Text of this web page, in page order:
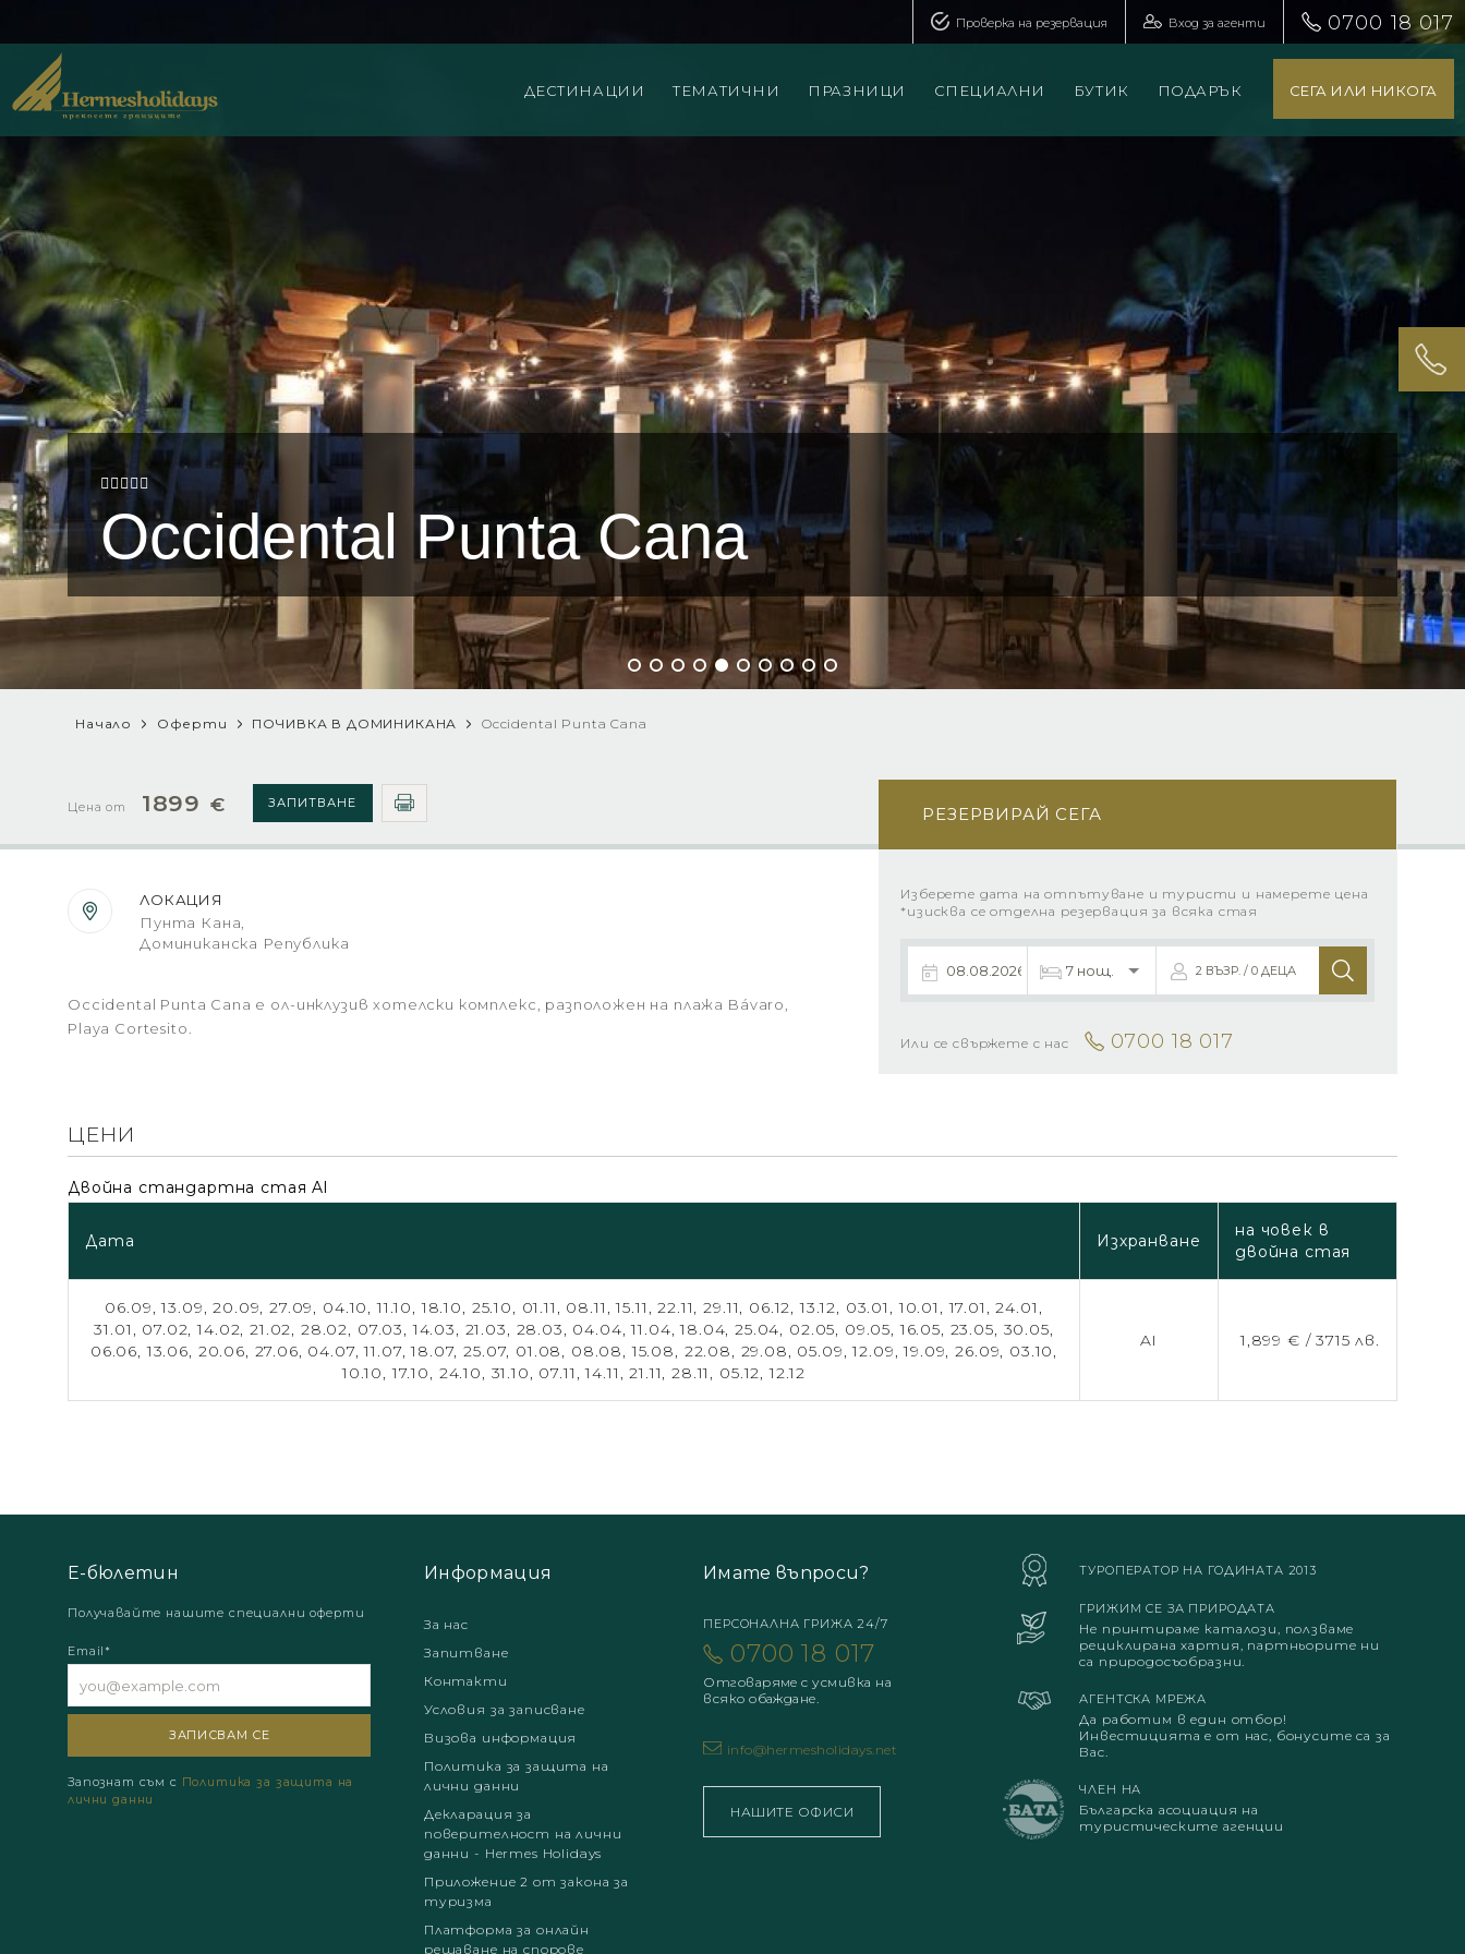
0700 18 017
Вход за агенти
Проверка на резервация
СЕГА ИЛИ НИКОГА
ДЕСТИНАЦИИ ТЕМАТИЧНИ ПРАЗНИЦИ СПЕЦИАЛНИ БУТИК ПОДАРЪК
Occidental Punta Cana
Начало Оферти ПОЧИВКА В ДОМИНИКАНА Occidental Punta Cana
Цена от 1899 € ЗАПИТВАНЕ
ЛОКАЦИЯ
Пунта Кана,
Доминиканска Република
Occidental Punta Cana е ол-инклузив хотелски комплекс, разположен на плажа Bávaro,
Playa Cortesito.
РЕЗЕРВИРАЙ СЕГА
Изберете дата на отпътуване и туристи и намерете цена
*изисква се отделна резервация за всяка стая
2 ВЪЗР. / 0 ДЕЦА
Или се свържете с нас 0700 18 017
ЦЕНИ
Двойна стандартна стая Al
Дата Изхранване
на човек в
двойна стая
06.09,13.09,20.09,27.09, 04.10,11.10,18.10, 25.10, 01.11, 08.11,15.11,22.11,29.11, 06.12,13.12, 03.01,10.01,17.01,24.01,
31.01, 07.02,14.02,21.02, 28.02, 07.03,14.03, 21.03, 28.03, 04.04,11.04,18.04,25.04, 02.05, 09.05,16.05, 23.05, 30.05,
06.06,13.06, 20.06, 27.06, 04.07,11.07,18.07,25.07, 01.08, 08.08,15.08, 22.08, 29.08, 05.09,12.09,19.09,26.09, 03.10,
10.10,17.10, 24.10, 31.10, 07.11,14.11,21.11,28.11, 05.12,12.12
AI 1,899 € /3715 лв.
Е-бюлетин
Получавайте нашите специални оферти
Email*
Запознат съм с Политика за защита на
лични данни
Информация
За нас
Запитване
Контакти
Условия за записване
Визова информация
Политика за защита на
лични данни
Декларация за
поверителност на лични
данни - Hermes Holidays
Приложение 2 от закона за
туризма
Платформа за онлайн
решаване на спорове
Имате въпроси?
ПЕРСОНАЛНА ГРИЖА 24/7
0700 18 017
Отговаряме с усмивка на
всяко обаждане.
info@hermesholidays.net
НАШИТЕ ОФИСИ
ТУРОПЕРАТОР НА ГОДИНАТА 2013
ГРИЖИМ СЕ ЗА ПРИРОДАТА
Не принтираме каталози, ползваме
рециклирана хартия, партньорите ни
са природосъобразни.
АГЕНТСКА МРЕЖА
Да работим в един отбор!
Инвестицията е от нас, бонусите са за
Вас.
ЧЛЕН НА
Българска асоциация на
туристическите агенции